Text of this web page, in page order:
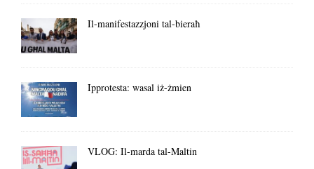
Il-manifestazzjoni tal-bieraħ
Ipprotesta: wasal iż-żmien
VLOG: Il-marda tal-Maltin